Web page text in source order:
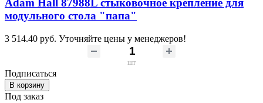
Adam Hall 87988L стыковочное крепление для
модульного стола "папа"
3 514.40 руб. Уточняйте цены у менеджеров!
шт
Подписаться
В корзину
Под заказ